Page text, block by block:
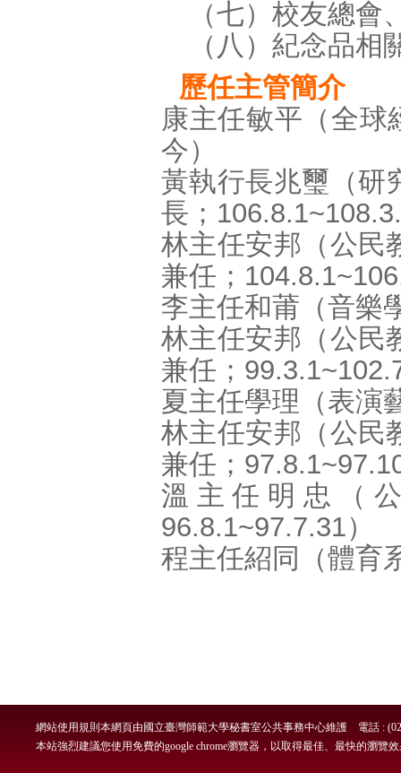
（七）校友總會
（八）紀念品相
歷任主管簡介
康主任敏平（全球
今）
黃執行長兆璽（研
長；
林主任安邦（公民
兼任；
李主任和莆（音樂
林主任安邦（公民
兼任；
夏主任學理（表演
林主任安邦（公民
兼任；
溫主任明忠（
96.8.1~97.7.31）
程主任紹同（體育
本網頁由國立臺灣師範大學秘書室公共事務中心維護 電話 :
網站使用規則
本站強烈建議您使用免費的google chrome瀏覽器，以取得最佳、最快的瀏覽